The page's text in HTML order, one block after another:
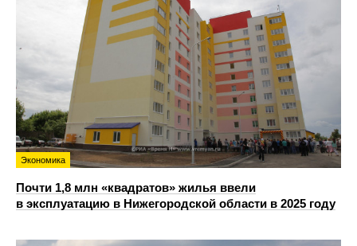
Экономика
Почти 1,8 млн «квадратов» жилья ввели
в эксплуатацию в Нижегородской области в 2025 году